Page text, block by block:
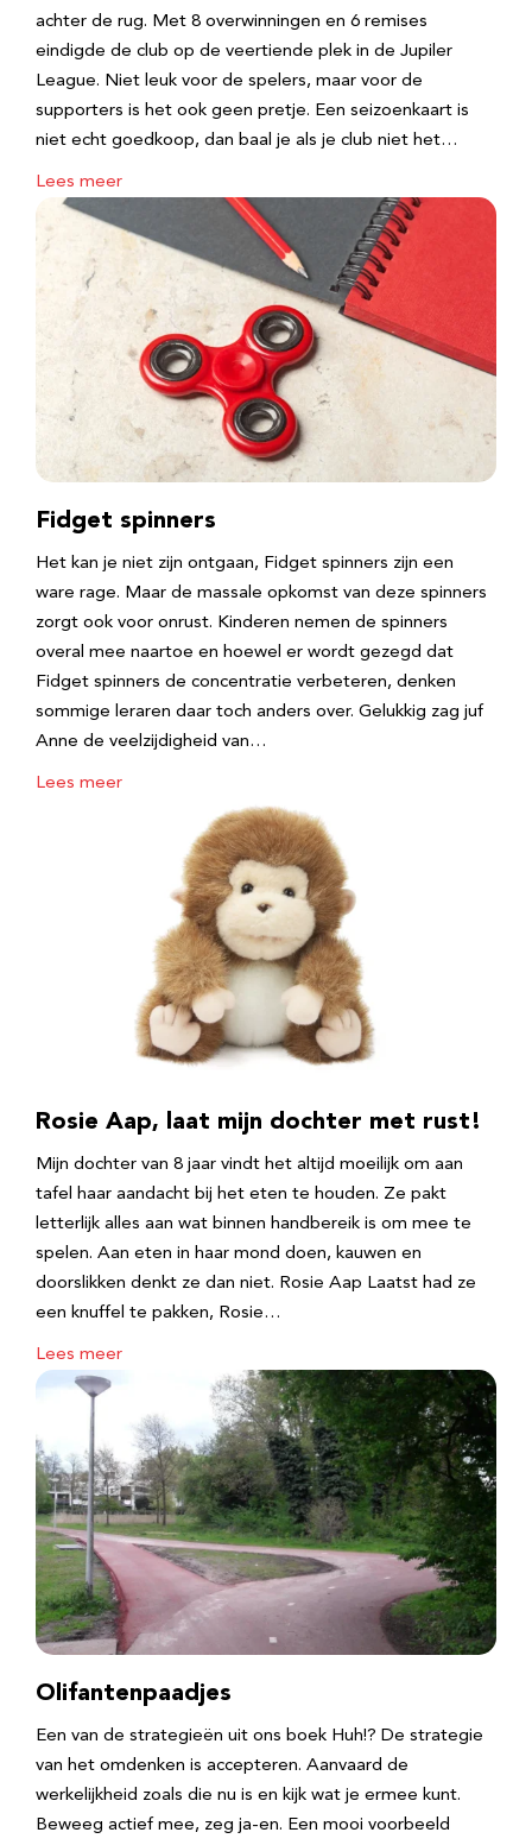
achter de rug. Met 8 overwinningen en 6 remises
eindigde de club op de veertiende plek in de Jupiler
League. Niet leuk voor de spelers, maar voor de
supporters is het ook geen pretje. Een seizoenkaart is
niet echt goedkoop, dan baal je als je club niet het…
Lees meer
Fidget spinners
Het kan je niet zijn ontgaan, Fidget spinners zijn een
ware rage. Maar de massale opkomst van deze spinners
zorgt ook voor onrust. Kinderen nemen de spinners
overal mee naartoe en hoewel er wordt gezegd dat
Fidget spinners de concentratie verbeteren, denken
sommige leraren daar toch anders over. Gelukkig zag juf
Anne de veelzijdigheid van…
Lees meer
Rosie Aap, laat mijn dochter met rust!
Mijn dochter van 8 jaar vindt het altijd moeilijk om aan
tafel haar aandacht bij het eten te houden. Ze pakt
letterlijk alles aan wat binnen handbereik is om mee te
spelen. Aan eten in haar mond doen, kauwen en
doorslikken denkt ze dan niet. Rosie Aap Laatst had ze
een knuffel te pakken, Rosie…
Lees meer
Olifantenpaadjes
Een van de strategieën uit ons boek Huh!? De strategie
van het omdenken is accepteren. Aanvaard de
werkelijkheid zoals die nu is en kijk wat je ermee kunt.
Beweeg actief mee, zeg ja-en. Een mooi voorbeeld